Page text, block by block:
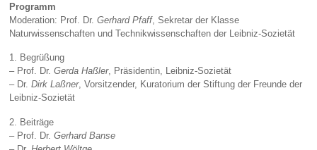
Programm
Moderation: Prof. Dr.Gerhard Pfaff, Sekretar der Klasse
Naturwissenschaften und Technikwissenschaften der Leibniz-Sozietät
1. Begrüßung
– Prof. Dr.Gerda Haßler, Präsidentin, Leibniz-Sozietät
– Dr.Dirk Laßner, Vorsitzender, Kuratorium der Stiftung der Freunde der
Leibniz-Sozietät
2. Beiträge
– Prof. Dr.Gerhard Banse